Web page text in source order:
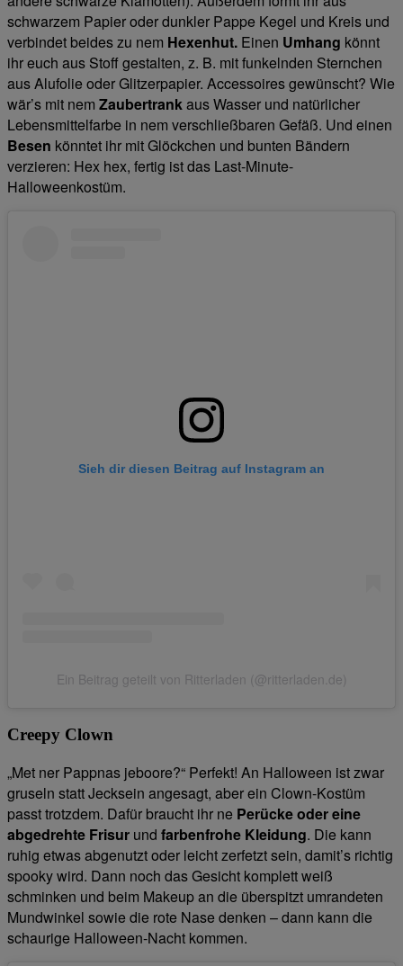
schwarzem Papier oder dunkler Pappe Kegel und Kreis und
verbindet beides zu nem Hexenhut. Einen Umhang könnt
ihr euch aus Stoff gestalten, z. B. mit funkelnden Sternchen
aus Alufolie oder Glitzerpapier. Accessoires gewünscht? Wie
wär’s mit nem Zaubertrankaus Wasser und natürlicher
Lebensmittelfarbe in nem verschließbaren Gefäß. Und einen
Besen könntet ihr mit Glöckchen und bunten Bändern
verzieren: Hex hex, fertig ist das Last-Minute-
Halloweenkostüm.
Sieh dir diesen Beitrag auf Instagram an
Ein Beitrag geteilt von Ritterladen (@ritterladen.de)
Creepy Clown
„Met ner Pappnas jeboore?“ Perfekt! An Halloween ist zwar
gruseln statt Jecksein angesagt, aber ein Clown-Kostüm
passt trotzdem. Dafür braucht ihr ne Perücke oder eine
abgedrehte Frisur und farbenfrohe Kleidung. Die kann
ruhig etwas abgenutzt oder leicht zerfetzt sein, damit’s richtig
spooky wird. Dann noch das Gesicht komplett weiß
schminken und beim Makeup an die überspitzt umrandeten
Mundwinkel sowie die rote Nase denken – dann kann die
schaurige Halloween-Nacht kommen.